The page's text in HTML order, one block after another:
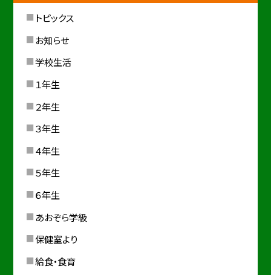
トピックス
お知らせ
学校生活
１年生
２年生
３年生
４年生
５年生
６年生
あおぞら学級
保健室より
給食・食育